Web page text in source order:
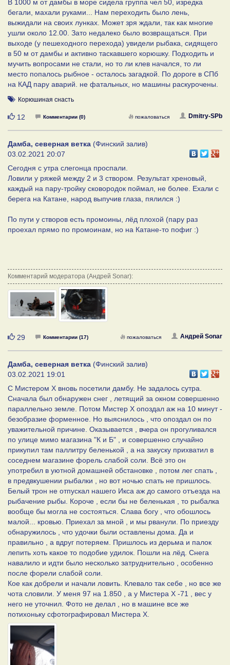
В 1000 м от дамбы в море сидела группа чел 50, изредка
бегали, махали руками... Нам переходить было лень,
выжидали на своих лунках. Может зря ждали, так как многие
ушли около 12.00. Зато недалеко было возвращаться. При
выходе (у пешеходного перехода) увидели рыбака, сидящего
в 50 м от дамбы и активно таскавшего корюшку. Подходить и
мучить вопросами не стали, но то ли клев начался, то ли
место попалось рыбное - осталось загадкой. По дороге в СПб
на КАД пару аварий. не фатальных, но машины раскурочены.
Корюшиная снасть
Нравится
12 Комментарии (0) Dmitry-SPb
пожаловаться
Дамба, северная ветка (Финский залив)
03.02.2021 20:07
Сегодня с утра слегонца проспали.
Ловили у ряжей между 2 и 3 створом. Результат хреновый,
каждый на пару-тройку сковородок поймал, не более. Ехали с
берега на Катане, народ выпучив глаза, пялился :)
По пути у створов есть промоины, лёд плохой (пару раз
проехал прямо по промоинам, но на Катане-то пофиг :)
Комментарий модератора (Андрей Sonar):
Нравится
29 Комментарии (17) Андрей Sonar
пожаловаться
Дамба, северная ветка (Финский залив)
03.02.2021 19:01
С Мистером Х вновь посетили дамбу. Не задалось сутра.
Сначала был обнаружен снег , летящий за окном совершенно
параллельно земле. Потом Мистер Х опоздал аж на 10 минут -
безобразие форменное. Но выяснилось , что опоздал он по
уважительной причине. Оказывается , вчера он прогуливался
по улице мимо магазина "К и Б" , и совершенно случайно
прикупил там паллитру беленькой , а на закуску прихватил в
соседнем магазине форель слабой соли. Всё это он
употребил в уютной домашней обстановке , потом лег спать ,
в предвкушении рыбалки , но вот ночью спать не пришлось.
Белый трон не отпускал нашего Икса аж до самого отъезда на
рыбачение рыбы. Короче , если бы не беленькая , то рыбалка
вообще бы могла не состояться. Слава богу , что обошлось
малой... кровью. Приехал за мной , и мы рванули. По приезду
обнаружилось , что удочки были оставлены дома. Да и
правильно , а вдруг потеряем. Пришлось из дерьма и палок
лепить хоть какое то подобие удилок. Пошли на лёд. Снега
навалило и идти было несколько затруднительно , особенно
после форели слабой соли.
Кое как добрели и начали ловить. Клевало так себе , но все же
чота словили. У меня 97 на 1.850 , а у Мистера Х -71 , вес у
него не уточнил. Фото не делал , но в машине все же
потихоньку сфотографировал Мистера Х.